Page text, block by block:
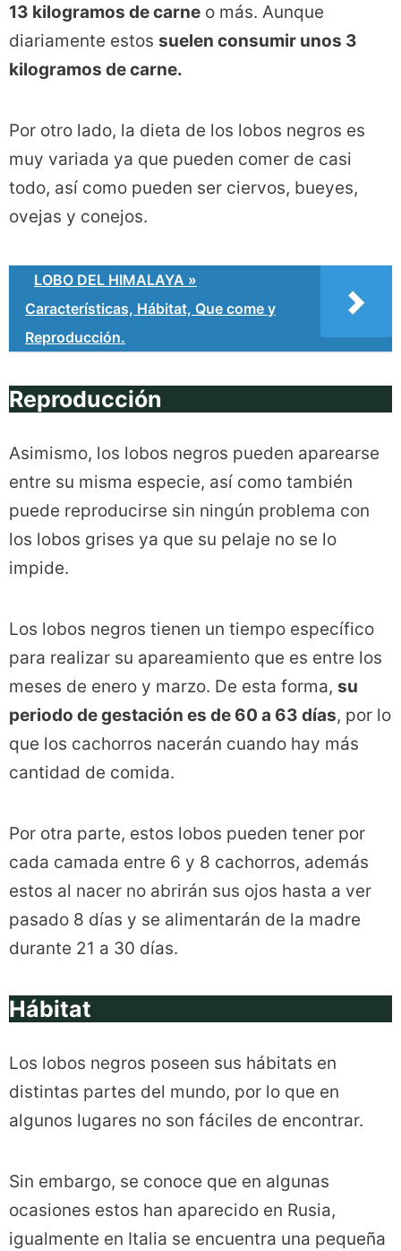
13 kilogramos de carne o más. Aunque
diariamente estos suelen consumir unos 3
kilogramos de carne.
Por otro lado, la dieta de los lobos negros es
muy variada ya que pueden comer de casi
todo, así como pueden ser ciervos, bueyes,
ovejas y conejos.
LOBO DEL HIMALAYA »
Características, Hábitat, Que come y
Reproducción.
Reproducción
Asimismo, los lobos negros pueden aparearse
entre su misma especie, así como también
puede reproducirse sin ningún problema con
los lobos grises ya que su pelaje no se lo
impide.
Los lobos negros tienen un tiempo específico
para realizar su apareamiento que es entre los
meses de enero y marzo. De esta forma, su
periodo de gestación es de 60 a 63 días, por lo
que los cachorros nacerán cuando hay más
cantidad de comida.
Por otra parte, estos lobos pueden tener por
cada camada entre 6 y 8 cachorros, además
estos al nacer no abrirán sus ojos hasta a ver
pasado 8 días y se alimentarán de la madre
durante 21 a 30 días.
Hábitat
Los lobos negros poseen sus hábitats en
distintas partes del mundo, por lo que en
algunos lugares no son fáciles de encontrar.
Sin embargo, se conoce que en algunas
ocasiones estos han aparecido en Rusia,
igualmente en Italia se encuentra una pequeña